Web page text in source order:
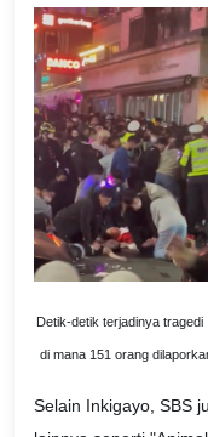
Detik-detik terjadinya
di mana 151 orang
Selain Inkigayo, SBS